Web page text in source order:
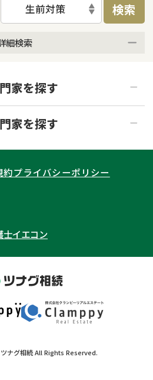
生前対策 検索
細検索
土日祝の相談可能
家を探す
青森県
宮城県
神奈川県
群馬県
山梨県
京都府
奈良県
和歌山県
石川県
富山県
岡山県
家を探す
遺産分割
成年後見・任意後見
相続財産調査
)
相続トラブル
約プライバシーポリシー
士イエコン
ツナグ相続All Rights Reserved.